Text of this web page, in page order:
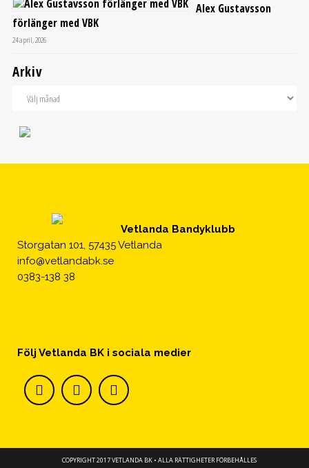
Alex Gustavsson
förlänger med VBK
24 april, 2026
Arkiv
Vetlanda Bandyklubb
Storgatan 101, 57435 Vetlanda
info@vetlandabk.se
0383-138 38
Följ Vetlanda BK i sociala medier
COPYRIGHT 2017 VETLANDA BK • ALLA RÄTTIGHETER FÖRBEHÅLLES